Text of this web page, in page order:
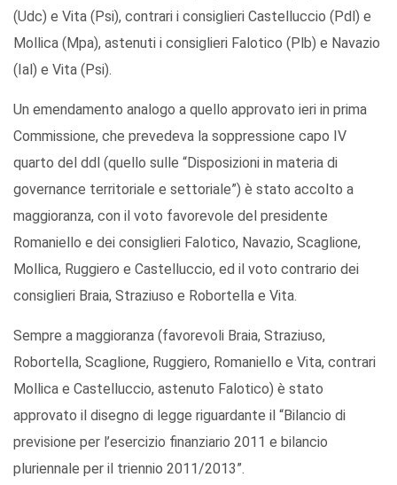
(Udc) e Vita (Psi), contrari i consiglieri Castelluccio (Pdl) e
Mollica (Mpa), astenuti i consiglieri Falotico (Plb) e Navazio
(Ial) e Vita (Psi).
Un emendamento analogo a quello approvato ieri in prima
Commissione, che prevedeva la soppressione capo IV
quarto del ddl (quello sulle “Disposizioni in materia di
governance territoriale e settoriale”) è stato accolto a
maggioranza, con il voto favorevole del presidente
Romaniello e dei consiglieri Falotico, Navazio, Scaglione,
Mollica, Ruggiero e Castelluccio, ed il voto contrario dei
consiglieri Braia, Straziuso e Robortella e Vita.
Sempre a maggioranza (favorevoli Braia, Straziuso,
Robortella, Scaglione, Ruggiero, Romaniello e Vita, contrari
Mollica e Castelluccio, astenuto Falotico) è stato
approvato il disegno di legge riguardante il “Bilancio di
previsione per l’esercizio finanziario 2011 e bilancio
pluriennale per il triennio 2011/2013”.